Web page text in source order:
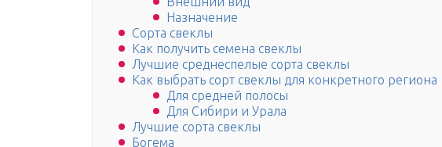
Назначение
Сорта свеклы
Как получить семена свеклы
Лучшие среднеспелые сорта свеклы
Как выбрать сорт свеклы для конкретного региона
Для средней полосы
Для Сибири и Урала
Лучшие сорта свеклы
Богема